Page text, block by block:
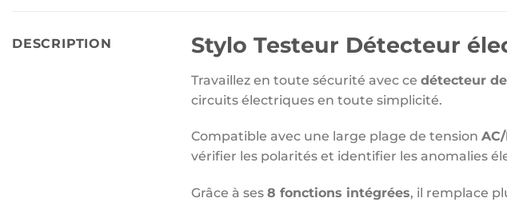
DESCRIPTION Stylo Testeur Détecteur
Travaillez en toute sécurité avec ce détecteur
circuits électriques en toute simplicité.
Compatible avec une large plage de tension
vérifier les polarités et identifier les anomalies
Grâce à ses 8 fonctions intégrées, il remplace